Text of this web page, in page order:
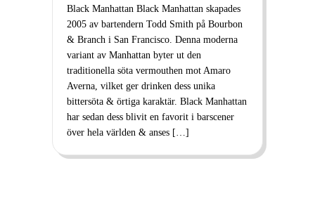
Black Manhattan Black Manhattan skapades
2005 av bartendern Todd Smith på Bourbon
& Branch i San Francisco. Denna moderna
variant av Manhattan byter ut den
traditionella söta vermouthen mot Amaro
Averna, vilket ger drinken dess unika
bittersöta & örtiga karaktär. Black Manhattan
har sedan dess blivit en favorit i barscener
över hela världen & anses […]